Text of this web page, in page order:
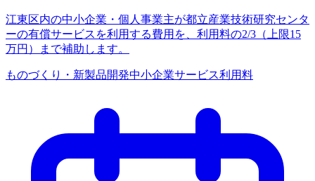
江東区内の中小企業・個人事業主が都立産業技術研究センタ
ーの有償サービスを利用する費用を、利用料の2/3（上限15
万円）まで補助します。
ものづくり・新製品開発中小企業サービス利用料